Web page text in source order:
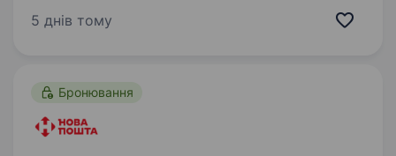
продукт. Зараз наша команда складу готової
5 днів тому
Бронювання